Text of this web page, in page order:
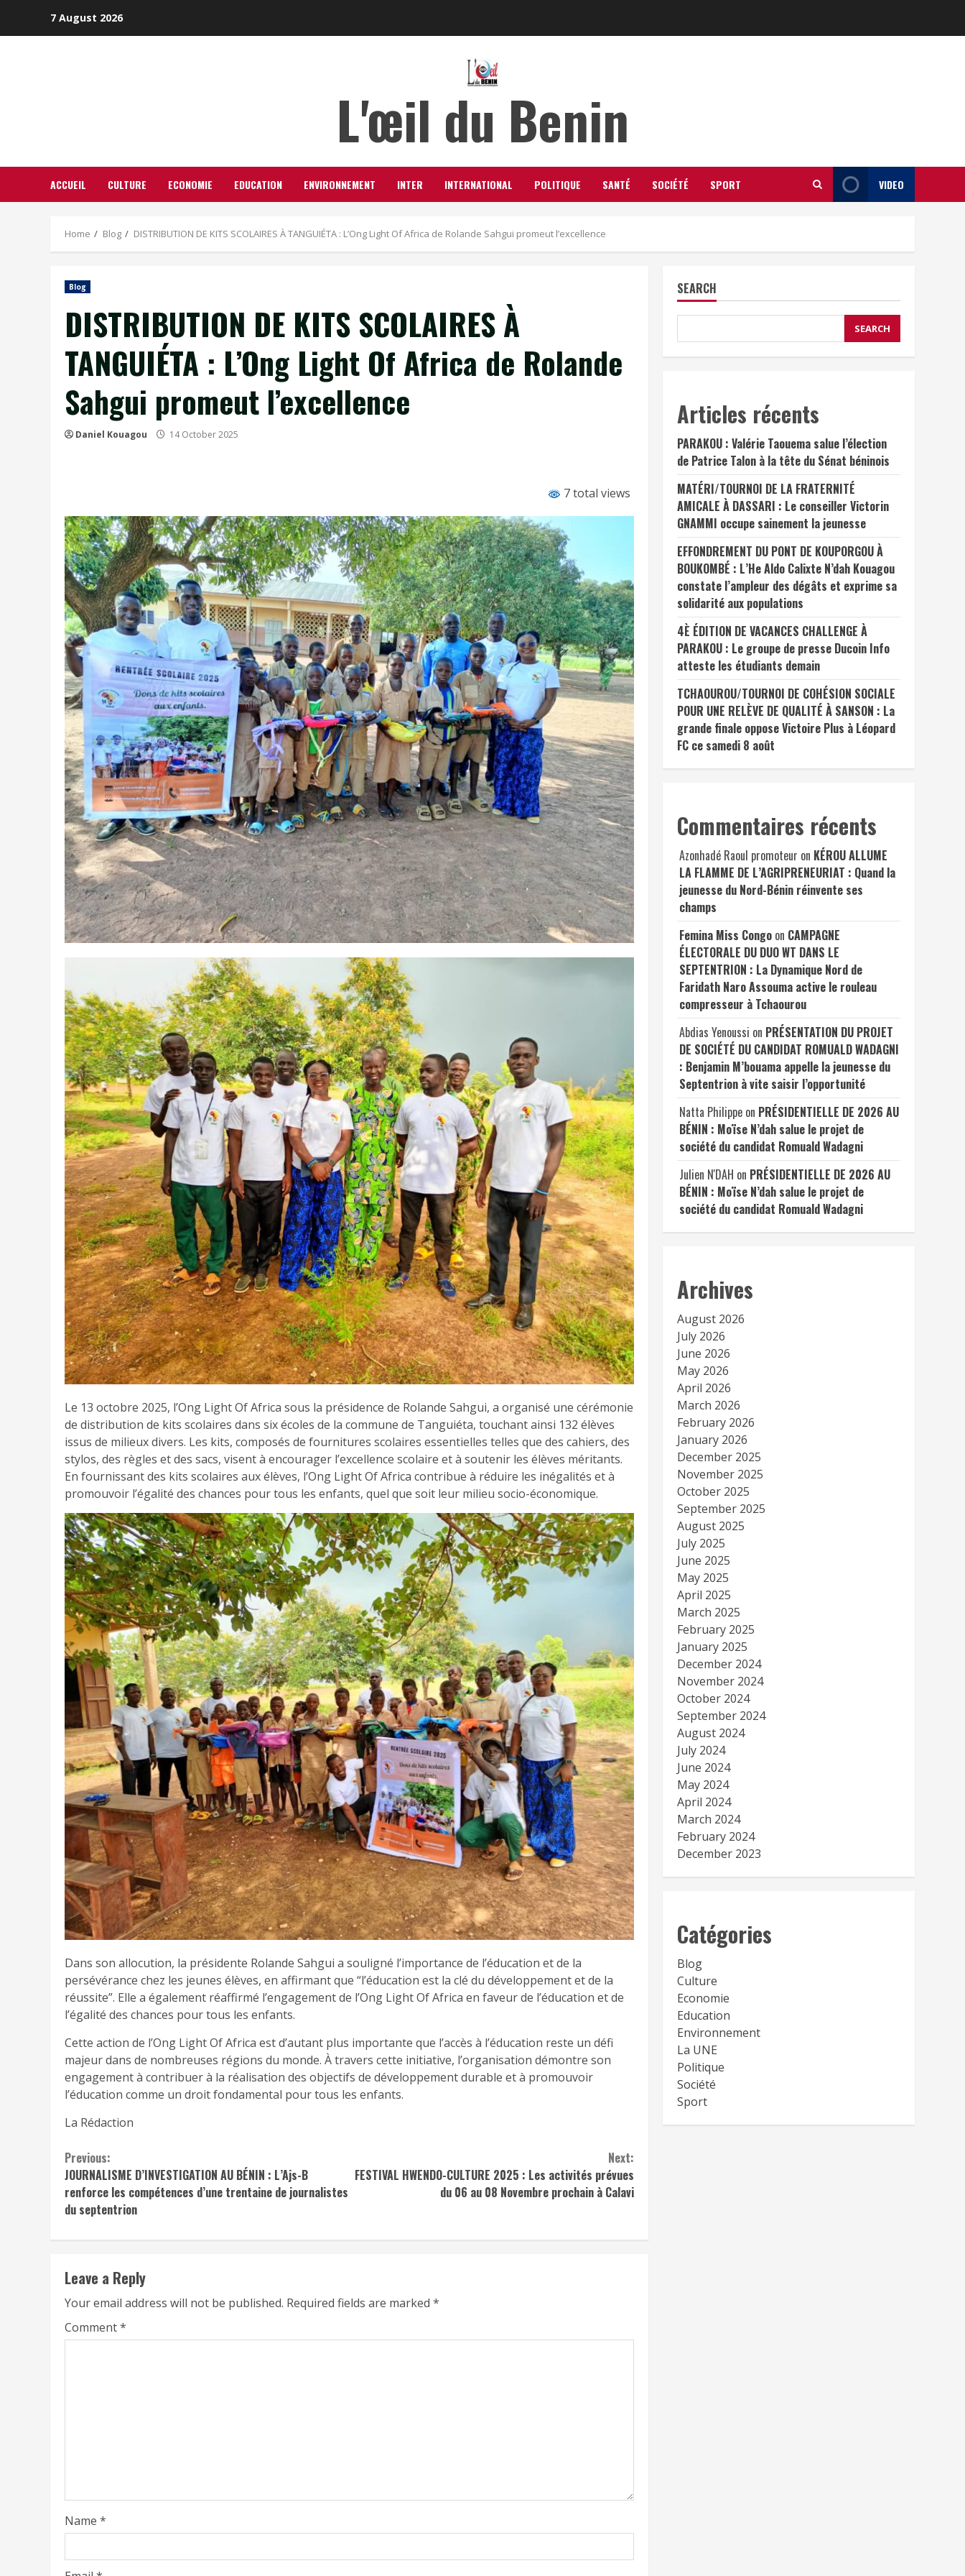
7 August 2026
L'œil du Benin
ACCUEIL CULTURE ECONOMIE EDUCATION ENVIRONNEMENT INTER INTERNATIONAL POLITIQUE SANTÉ SOCIÉTÉ SPORT VIDEO
Home Blog DISTRIBUTION DE KITS SCOLAIRES À TANGUIÉTA : L’Ong Light Of Africa de Rolande Sahgui promeut l’excellence
Blog
DISTRIBUTION DE KITS SCOLAIRES À
TANGUIÉTA : L’Ong Light Of Africa de Rolande
Sahgui promeut l’excellence
Daniel Kouagou 14 October 2025
7 total views
Le 13 octobre 2025, l’Ong Light Of Africa sous la présidence de Rolande Sahgui, a organisé une cérémonie
de distribution de kits scolaires dans six écoles de la commune de Tanguiéta, touchant ainsi 132 élèves
issus de milieux divers. Les kits, composés de fournitures scolaires essentielles telles que des cahiers, des
stylos, des règles et des sacs, visent à encourager l’excellence scolaire et à soutenir les élèves méritants.
En fournissant des kits scolaires aux élèves, l’Ong Light Of Africa contribue à réduire les inégalités et à
promouvoir l’égalité des chances pour tous les enfants, quel que soit leur milieu socio-économique.
Dans son allocution, la présidente Rolande Sahgui a souligné l’importance de l’éducation et de la
persévérance chez les jeunes élèves, en affirmant que “l’éducation est la clé du développement et de la
réussite”. Elle a également réaffirmé l’engagement de l’Ong Light Of Africa en faveur de l’éducation et de
l’égalité des chances pour tous les enfants.
Cette action de l’Ong Light Of Africa est d’autant plus importante que l’accès à l’éducation reste un défi
majeur dans de nombreuses régions du monde. À travers cette initiative, l’organisation démontre son
engagement à contribuer à la réalisation des objectifs de développement durable et à promouvoir
l’éducation comme un droit fondamental pour tous les enfants.
La Rédaction
Continue
Reading
Previous:
JOURNALISME D’INVESTIGATION AU BÉNIN : L’Ajs-B
renforce les compétences d’une trentaine de journalistes
du septentrion
Next:
FESTIVAL HWENDO-CULTURE 2025 : Les activités prévues
du 06 au 08 Novembre prochain à Calavi
Leave a Reply
Your email address will not be published. Required fields are marked *
Comment*
Name *
SEARCH
SEARCH
Articles récents
PARAKOU : Valérie Taouema salue l’élection
de Patrice Talon à la tête du Sénat béninois
MATÉRI/TOURNOI DE LA FRATERNITÉ
AMICALE À DASSARI : Le conseiller Victorin
GNAMMI occupe sainement la jeunesse
EFFONDREMENT DU PONT DE KOUPORGOU À
BOUKOMBÉ : L’He Aldo Calixte N’dah Kouagou
constate l’ampleur des dégâts et exprime sa
solidarité aux populations
4È ÉDITION DE VACANCES CHALLENGE À
PARAKOU : Le groupe de presse Ducoin Info
atteste les étudiants demain
TCHAOUROU/TOURNOI DE COHÉSION SOCIALE
POUR UNE RELÈVE DE QUALITÉ À SANSON : La
grande finale oppose Victoire Plus à Léopard
FC ce samedi 8 août
Commentaires récents
Azonhadé Raoul promoteur on KÉROU ALLUME
LA FLAMME DE L’AGRIPRENEURIAT : Quand la
jeunesse du Nord-Bénin réinvente ses
champs
Femina Miss Congoon CAMPAGNE
ÉLECTORALE DU DUO WT DANS LE
SEPTENTRION : La Dynamique Nord de
Faridath Naro Assouma active le rouleau
compresseur à Tchaourou
Abdias Yenoussi on PRÉSENTATION DU PROJET
DE SOCIÉTÉ DU CANDIDAT ROMUALD WADAGNI
: Benjamin M’bouama appelle la jeunesse du
Septentrion à vite saisir l’opportunité
Natta Philippeon PRÉSIDENTIELLE DE 2026 AU
BÉNIN : Moïse N’dah salue le projet de
société du candidat Romuald Wadagni
Julien N'DAH on PRÉSIDENTIELLE DE 2026 AU
BÉNIN : Moïse N’dah salue le projet de
société du candidat Romuald Wadagni
Archives
August 2026
July 2026
June 2026
May 2026
April 2026
March 2026
February 2026
January 2026
December 2025
November 2025
October 2025
September 2025
August 2025
July 2025
June 2025
May 2025
April 2025
March 2025
February 2025
January 2025
December 2024
November 2024
October 2024
September 2024
August 2024
July 2024
June 2024
May 2024
April 2024
March 2024
February 2024
December 2023
Catégories
Blog
Culture
Economie
Education
Environnement
La UNE
Politique
Société
Sport